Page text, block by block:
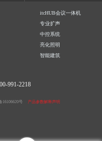
itcHUB会议一体机
专业扩声
中控系统
亮化照明
智能建筑
991-2218
16106620号 产品参数解释声明